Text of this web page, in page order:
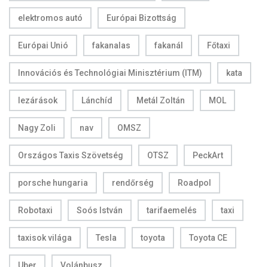
elektromos autó Európai Bizottság
Európai Unió fakanalas fakanál Főtaxi
Innovációs és Technológiai Minisztérium (ITM) kata
lezárások Lánchíd Metál Zoltán MOL
Nagy Zoli nav OMSZ
Országos Taxis Szövetség OTSZ PeckArt
porsche hungaria rendőrség Roadpol
Robotaxi Soós István tarifaemelés taxi
taxisok világa Tesla toyota Toyota CE